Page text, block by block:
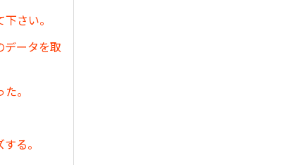
さい。
データを取
。
る。